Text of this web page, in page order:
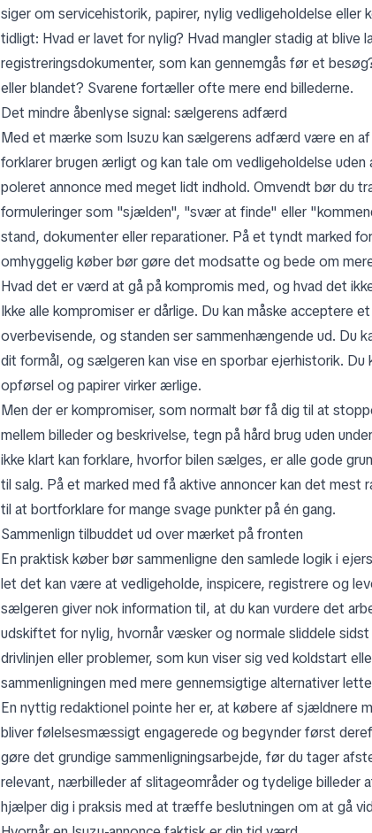
siger om servicehistorik, papirer, nylig vedligeholdelse
tidligt: Hvad er lavet for nylig? Hvad mangler stadig at blive
registreringsdokumenter, som kan gennemgås før et
eller blandet? Svarene fortæller ofte mere end billederne.
Det mindre åbenlyse signal: sælgerens adfærd
Med et mærke som Isuzu kan sælgerens adfærd være en
forklarer brugen ærligt og kan tale om vedligeholdelse
poleret annonce med meget lidt indhold. Omvendt bør du
formuleringer som "sjælden", "svær at finde" eller
stand, dokumenter eller reparationer. På et tyndt marked
omhyggelig køber bør gøre det modsatte og bede om
Hvad det er værd at gå på kompromis med, og hvad det
Ikke alle kompromiser er dårlige. Du kan måske acceptere
overbevisende, og standen ser sammenhængende ud. Du
dit formål, og sælgeren kan vise en sporbar ejerhistorik.
opførsel og papirer virker ærlige.
Men der er kompromiser, som normalt bør få dig til at
mellem billeder og beskrivelse, tegn på hård brug uden
ikke klart kan forklare, hvorfor bilen sælges, er alle gode
til salg. På et marked med få aktive annoncer kan det
til at bortforklare for mange svage punkter på én gang.
Sammenlign tilbuddet ud over mærket på fronten
En praktisk køber bør sammenligne den samlede logik i
let det kan være at vedligeholde, inspicere, registrere og
sælgeren giver nok information til, at du kan vurdere det
udskiftet for nylig, hvornår væsker og normale sliddele
drivlinjen eller problemer, som kun viser sig ved koldstart
sammenligningen med mere gennemsigtige alternativer
En nyttig redaktionel pointe her er, at købere af sjældnere
bliver følelsesmæssigt engagerede og begynder først
gøre det grundige sammenligningsarbejde, før du tager
relevant, nærbilleder af slitageområder og tydelige billeder
hjælper dig i praksis med at træffe beslutningen om at gå